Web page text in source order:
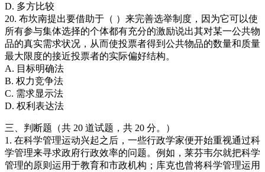
D. 多方比较
20. 布坎南提出要借助于（ ）来完善选举制度，因为它可以使
所有参与集体选择的个体都有充分的激励说出其对某一公共物
品的真实需求状况，从而使投票者得到公共物品的数量和质量
最大限度的接近投票者的实际偏好结构。
A. 目标明确法
B. 权力竞争法
C. 需求显示法
D. 权利表达法
三、判断题（共 20 道试题，共 20 分。）
1. 在科学管理运动兴起之后，一些行政学家便开始重视通过科
学管理来寻求政府行政效率的问题。例如，莱芬韦尔就把科学
管理的原则运用于教育和市政机构；库克也曾将科学管理运用